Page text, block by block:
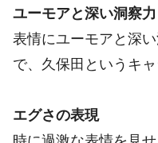
ユーモアと深い洞察力
表情にユーモアと深
で、久保田というキ
エグさの表現